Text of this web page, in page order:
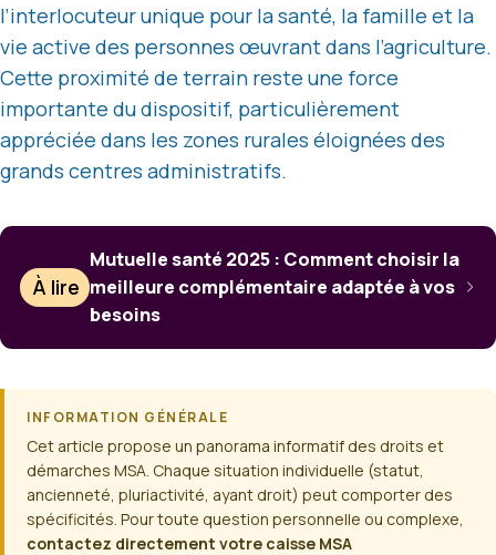
l’interlocuteur unique pour la santé, la famille et la
vie active des personnes œuvrant dans l’agriculture.
Cette proximité de terrain reste une force
importante du dispositif, particulièrement
appréciée dans les zones rurales éloignées des
grands centres administratifs.
À lire
Mutuelle santé 2025 : Comment choisir la
meilleure complémentaire adaptée à vos
besoins
INFORMATION GÉNÉRALE
Cet article propose un panorama informatif des droits et
démarches MSA. Chaque situation individuelle (statut,
ancienneté, pluriactivité, ayant droit) peut comporter des
spécificités. Pour toute question personnelle ou complexe,
contactez directement votre caisse MSA